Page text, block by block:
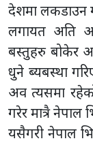
देशमा लकडाउन
लगायत अति
बस्तुहरु बोकेर
धुने ब्यबस्था
अव त्यसमा
गरेर मात्रै नेपाल
यसैगरी नेपाल